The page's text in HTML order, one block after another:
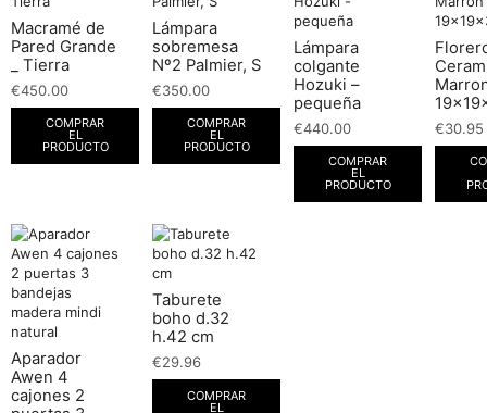
Macramé de
Pared Grande
_ Tierra
€450.00
COMPRAR
EL
PRODUCTO
Lámpara
sobremesa
Nº2 Palmier, S
€350.00
COMPRAR
EL
PRODUCTO
Lámpara
colgante
Hozuki –
pequeña
€440.00
COMPRAR
EL
PRODUCTO
€30.95
Aparador
Awen 4
cajones 2
Taburete
boho d.32
h.42 cm
€29.96
COMPRAR
EL